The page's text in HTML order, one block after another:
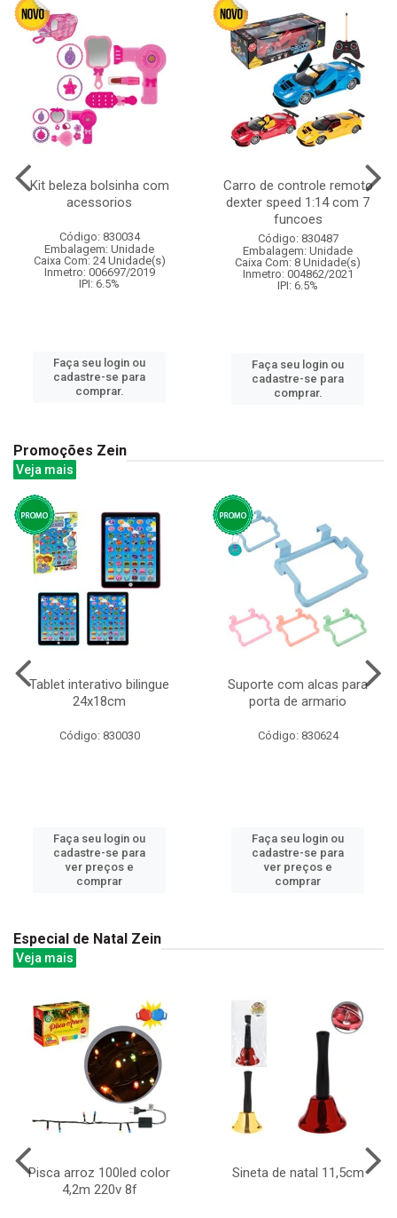
Kit beleza bolsinha com
acessorios
Código: 830034
Embalagem: Unidade
Caixa Com: 24 Unidade(s)
Inmetro: 006697/2019
IPI: 6.5%
Faça seu login ou
cadastre-se para
comprar.
Carro de controle remoto
dexter speed 1:14 com 7
funcoes
Código: 830487
Embalagem: Unidade
Caixa Com: 8 Unidade(s)
Inmetro: 004862/2021
IPI: 6.5%
Faça seu login ou
cadastre-se para
comprar.
Promoções Zein
Veja mais
Tablet interativo bilingue
24x18cm
Código: 830030
Faça seu login ou
cadastre-se para
ver preços e
comprar
Suporte com alcas para
porta de armario
Código: 830624
Faça seu login ou
cadastre-se para
ver preços e
comprar
Especial de Natal Zein
Veja mais
Pisca arroz 100led color
4,2m 220v 8f
Sineta de natal 11,5cm